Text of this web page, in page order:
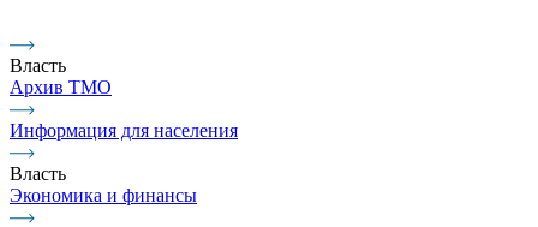
Власть
Архив ТМО
Информация для населения
Власть
Экономика и финансы